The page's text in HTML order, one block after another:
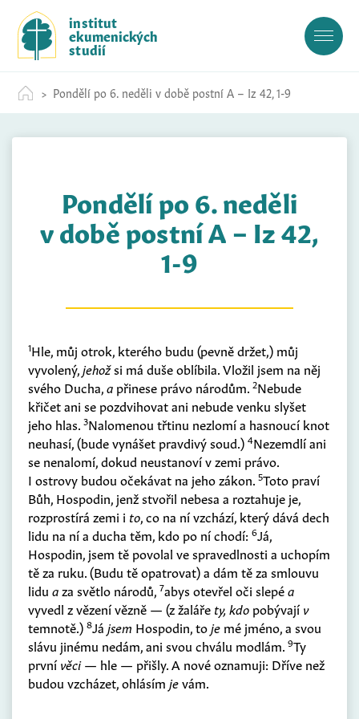
c
institut
ekumenických
studií
Pondělí po 6. neděli v době postní A – Iz 42, 1-9
Pondělí po 6. neděli
v době postní A – Iz 42,
1-9
1Hle, můj otrok, kterého budu (pevně držet,) můj
vyvolený,jehožsi má duše oblíbila. Vložil jsem na něj
svého Ducha,a přinese právo národům. 2Nebude
křičet ani se pozdvihovat ani nebude venku slyšet
jeho hlas. 3Nalomenou třtinu nezlomí a hasnoucí knot
neuhasí,(bude vynášet pravdivý soud.) 4Nezemdlí ani
se nenalomí, dokud neustanoví v zemi právo.
I ostrovy budou očekávat na jeho zákon. 5Toto praví
Bůh, Hospodin, jenž stvořil nebesa a roztahuje je,
rozprostírá zemi i to, co na ní vzchází, který dává dech
lidu na ní a ducha těm, kdo po ní chodí: 6Já,
Hospodin, jsem tě povolal ve spravedlnosti a uchopím
tě za ruku.(Budu tě opatrovat)a dám tě za smlouvu
lidu aza světlo národů, 7abys otevřel oči slepéa
vyvedl z vězení vězně — (z žaláře ty, kdo pobývajív
temnotě.) 8Já jsem Hospodin, toje mé jméno, a svou
slávu jinému nedám, ani svou chválu modlám. 9Ty
prvnívěci— hle — přišly. A nové oznamuji: Dříve než
budou vzcházet, ohlásím jevám.